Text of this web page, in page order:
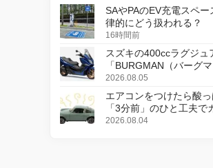
SAやPAのEV充電スペ
律的にどう扱われる？
16時間前
スズキの400ccラグジュ
「BURGMAN（バーグ
更し、8月18日に発売
2026.08.05
エアコンをつけたら酸
「3分前」のひと工夫で
2026.08.04